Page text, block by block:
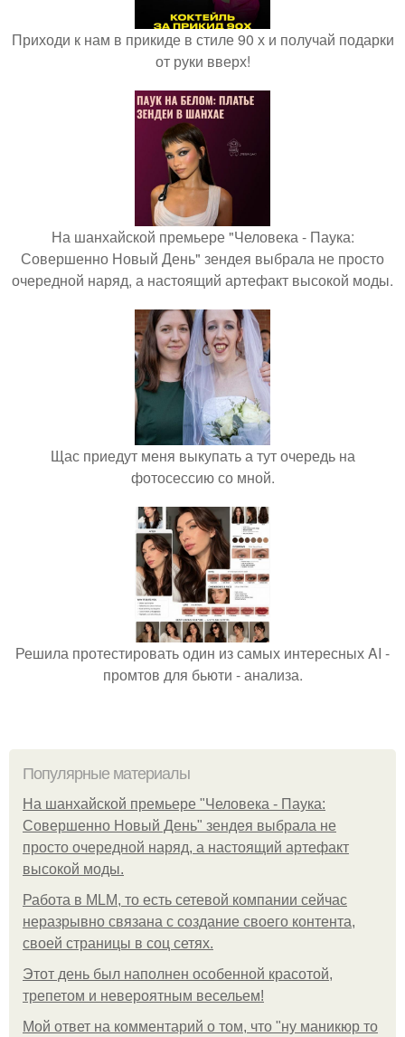
Приходи к нам в прикиде в стиле 90 х и получай подарки
от руки вверх!
На шанхайской премьере "Человека - Паука:
Совершенно Новый День" зендея выбрала не просто
очередной наряд, а настоящий артефакт высокой моды.
Щас приедут меня выкупать а тут очередь на
фотосессию со мной.
Решила протестировать один из самых интересных AI -
промтов для бьюти - анализа.
Популярные материалы
На шанхайской премьере "Человека - Паука:
Совершенно Новый День" зендея выбрала не
просто очередной наряд, а настоящий артефакт
высокой моды.
Работа в MLM, то есть сетевой компании сейчас
неразрывно связана с создание своего контента,
своей страницы в соц сетях.
Этот день был наполнен особенной красотой,
трепетом и невероятным весельем!
Мой ответ на комментарий о том, что "ну маникюр то